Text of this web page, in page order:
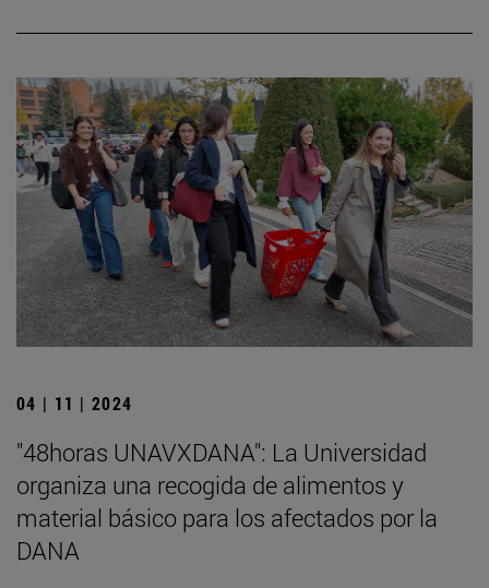
04 | 11 | 2024
"48horas UNAVXDANA": La Universidad
organiza una recogida de alimentos y
material básico para los afectados por la
DANA